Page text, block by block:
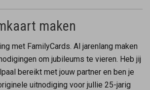
maken
met FamilyCards. Al jarenlang maken
om jubileums te vieren. Heb jij
bereikt met jouw partner en ben je
uitnodiging voor jullie 25-jarig